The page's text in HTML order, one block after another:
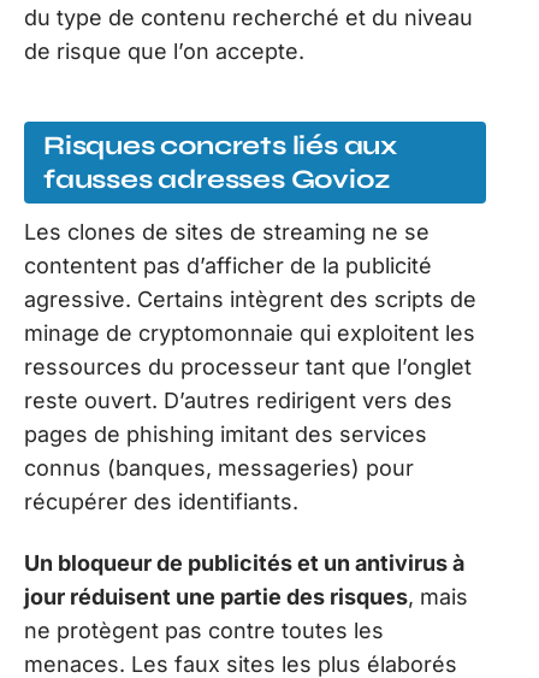
du type de contenu recherché et du niveau
de risque que l’on accepte.
Risques concrets liés aux
fausses adresses Govioz
Les clones de sites de streaming ne se
contentent pas d’afficher de la publicité
agressive. Certains intègrent des scripts de
minage de cryptomonnaie qui exploitent les
ressources du processeur tant que l’onglet
reste ouvert. D’autres redirigent vers des
pages de phishing imitant des services
connus (banques, messageries) pour
récupérer des identifiants.
Un bloqueur de publicités et un antivirus à
jour réduisent une partie des risques, mais
ne protègent pas contre toutes les
menaces. Les faux sites les plus élaborés